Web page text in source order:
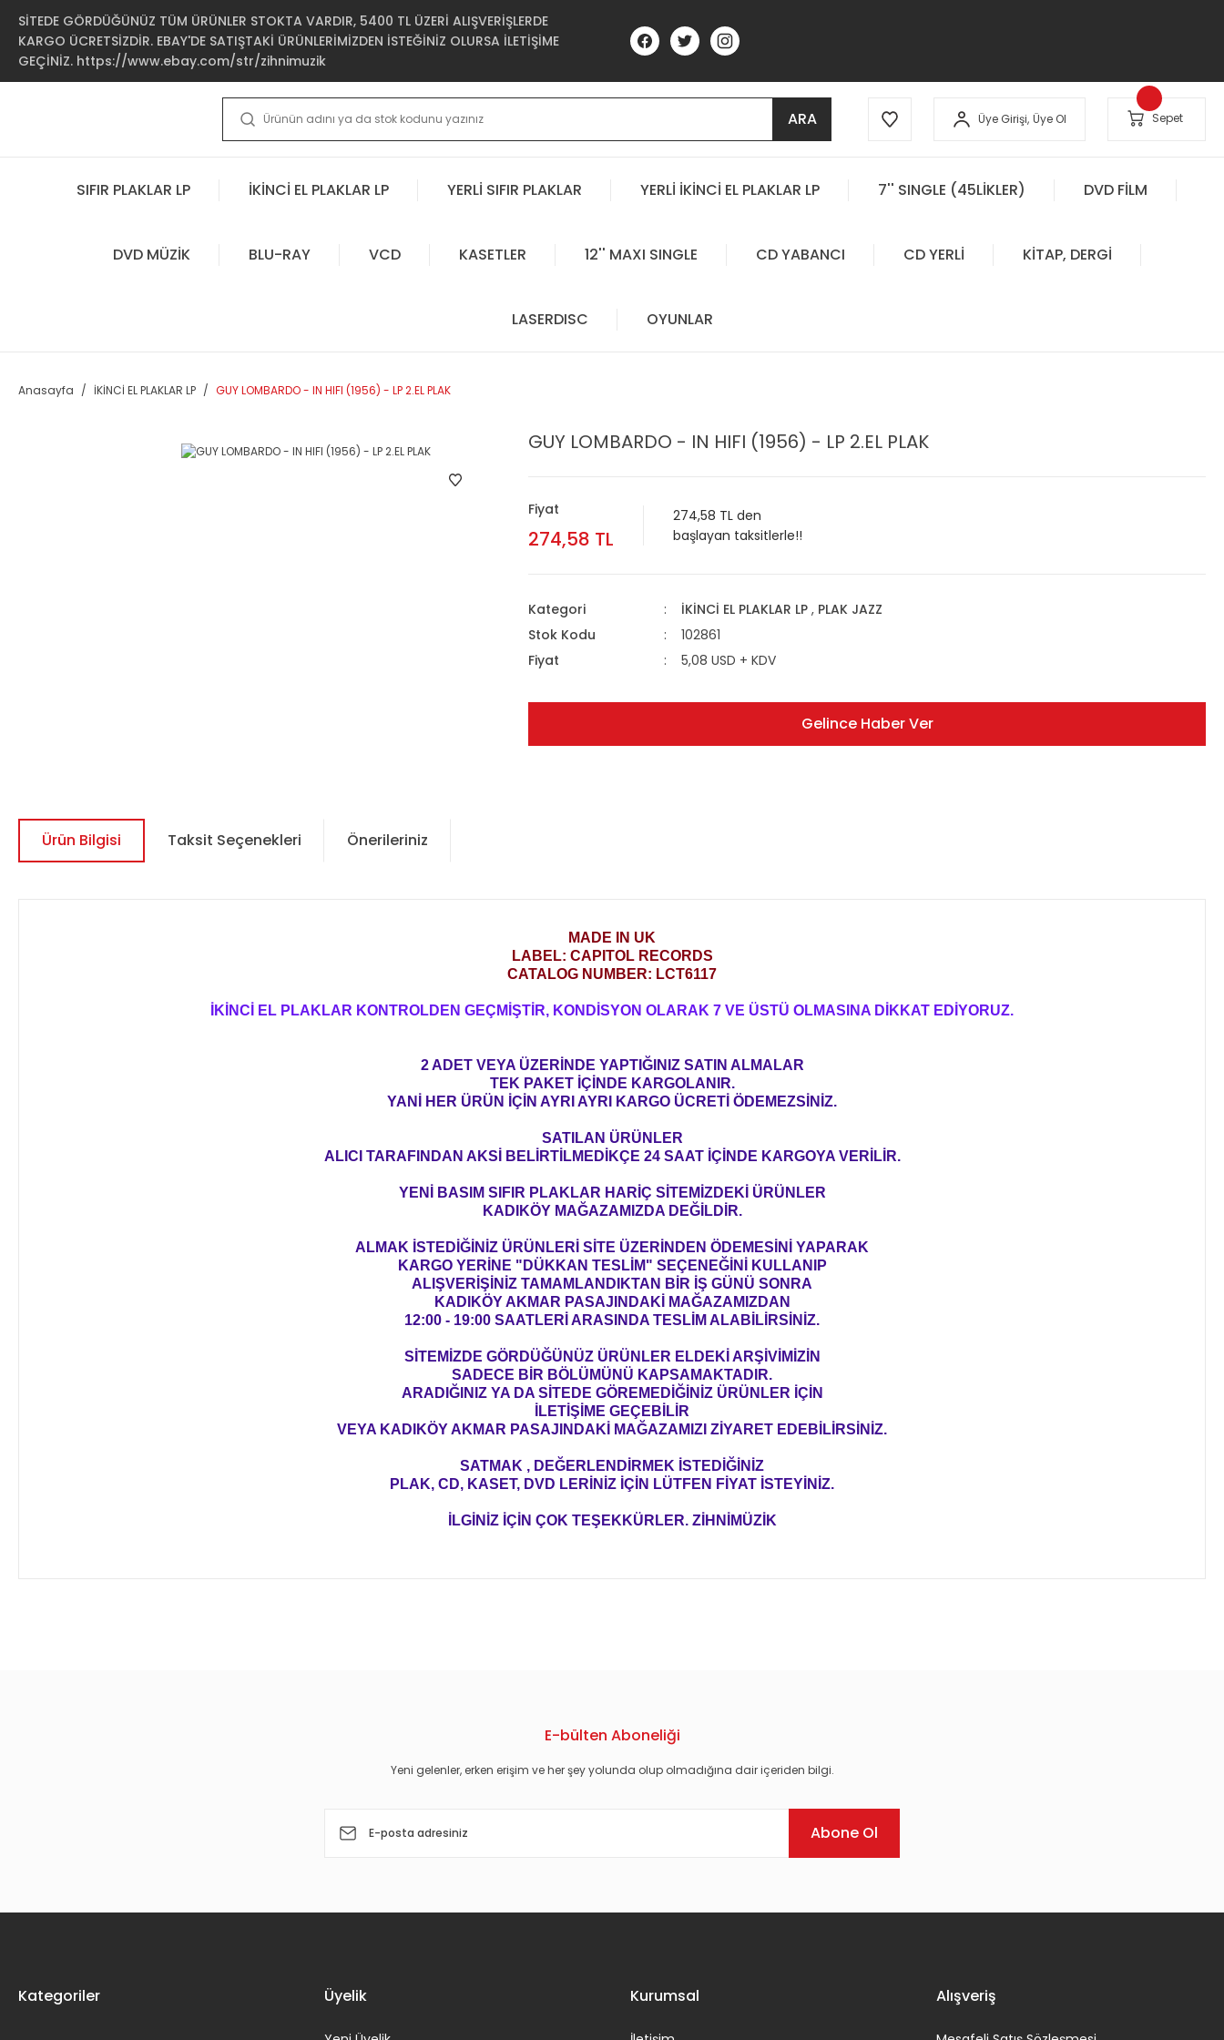
SİTEDE GÖRDÜĞÜNÜZ TÜM ÜRÜNLER STOKTA VARDIR, 5400 TL ÜZERİ ALIŞVERİŞLERDE
KARGO ÜCRETSİZDİR. EBAY'DE SATIŞTAKİ ÜRÜNLERİMİZDEN İSTEĞİNİZ OLURSA İLETİŞİME
GEÇİNİZ. https://www.ebay.com/str/zihnimuzik
ARA Üye Girişi, Üye Ol Sepet
SIFIR PLAKLAR LP İKİNCİ EL PLAKLAR LP YERLİ SIFIR PLAKLAR YERLİ İKİNCİ EL PLAKLAR LP 7'' SINGLE (45LİKLER) DVD FİLM
DVD MÜZİK BLU-RAY VCD KASETLER 12'' MAXI SINGLE CD YABANCI CD YERLİ KİTAP, DERGİ
LASERDISC OYUNLAR
Anasayfa İKİNCİ EL PLAKLAR LP GUY LOMBARDO - IN HIFI (1956) - LP 2.EL PLAK
GUY LOMBARDO - IN HIFI (1956) - LP 2.EL PLAK
Fiyat
274,58 TL
274,58 TL den
başlayan taksitlerle!!
Kategori İKİNCİ EL PLAKLAR LP , PLAK JAZZ
Stok Kodu
102861
Fiyat
5,08 USD + KDV
Gelince Haber Ver
Ürün Bilgisi Taksit Seçenekleri Önerileriniz
MADE IN UK
LABEL: CAPITOL RECORDS
CATALOG NUMBER: LCT6117
İKİNCİ EL PLAKLAR KONTROLDEN GEÇMİŞTİR, KONDİSYON OLARAK 7 VE ÜSTÜ OLMASINA DİKKAT EDİYORUZ.
2 ADET VEYA ÜZERİNDE YAPTIĞINIZ SATIN ALMALAR
TEK PAKET İÇİNDE KARGOLANIR.
YANİ HER ÜRÜN İÇİN AYRI AYRI KARGO ÜCRETİ ÖDEMEZSİNİZ.
SATILAN ÜRÜNLER
ALICI TARAFINDAN AKSİ BELİRTİLMEDİKÇE 24 SAAT İÇİNDE KARGOYA VERİLİR.
YENİ BASIM SIFIR PLAKLAR HARİÇ SİTEMİZDEKİ ÜRÜNLER
KADIKÖY MAĞAZAMIZDA DEĞİLDİR.
ALMAK İSTEDİĞİNİZ ÜRÜNLERİ SİTE ÜZERİNDEN ÖDEMESİNİ YAPARAK
KARGO YERİNE "DÜKKAN TESLİM" SEÇENEĞİNİ KULLANIP
ALIŞVERİŞİNİZ TAMAMLANDIKTAN BİR İŞ GÜNÜ SONRA
KADIKÖY AKMAR PASAJINDAKİ MAĞAZAMIZDAN
12:00 - 19:00 SAATLERİ ARASINDA TESLİM ALABİLİRSİNİZ.
SİTEMİZDE GÖRDÜĞÜNÜZ ÜRÜNLER ELDEKİ ARŞİVİMİZİN
SADECE BİR BÖLÜMÜNÜ KAPSAMAKTADIR.
ARADIĞINIZ YA DA SİTEDE GÖREMEDİĞİNİZ ÜRÜNLER İÇİN
İLETİŞİME GEÇEBİLİR
VEYA KADIKÖY AKMAR PASAJINDAKİ MAĞAZAMIZI ZİYARET EDEBİLİRSİNİZ.
SATMAK , DEĞERLENDİRMEK İSTEDİĞİNİZ
PLAK, CD, KASET, DVD LERİNİZ İÇİN LÜTFEN FİYAT İSTEYİNİZ.
İLGİNİZ İÇİN ÇOK TEŞEKKÜRLER. ZİHNİMÜZİK
E-bülten Aboneliği
Yeni gelenler, erken erişim ve her şey yolunda olup olmadığına dair içeriden bilgi.
Abone Ol
Kategoriler Üyelik Kurumsal Alışveriş